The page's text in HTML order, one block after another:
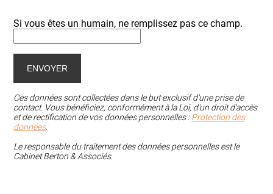
Si vous êtes un humain, ne remplissez pas ce champ.
Ces données sont collectées dans le but exclusif d'une prise de
contact. Vous bénéficiez, conformément à la Loi, d'un droit d'accès
et de rectification de vos données personnelles :Protection des
données.
Le responsable du traitement des données personnelles est le
Cabinet Berton & Associés.